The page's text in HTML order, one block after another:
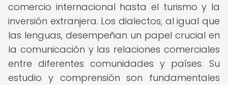
comercio internacional hasta el turismo y la
inversión extranjera. Los dialectos, al igual que
las lenguas, desempeñan un papel crucial en
la comunicación y las relaciones comerciales
entre diferentes comunidades y países. Su
estudio y comprensión son fundamentales